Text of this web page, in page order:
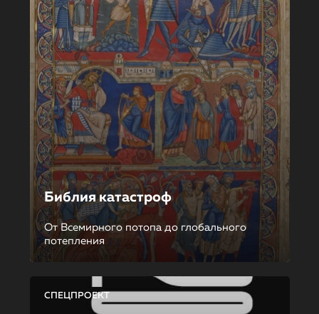
Библия катастроф
От Всемирного потопа до глобального
потепления
СПЕЦПРОЕКТ